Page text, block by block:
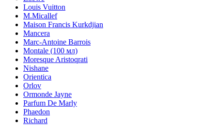
Louis Vuitton
M.Micallef
Maison Francis Kurkdjian
Mancera
Marc-Antoine Barrois
Montale (100 мл)
Moresque Aristoqrati
Nishane
Orientica
Orlov
Ormonde Jayne
Parfum De Marly
Phaedon
Richard